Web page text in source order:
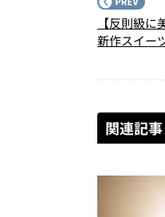
【反則級
新作スイー
関連記事